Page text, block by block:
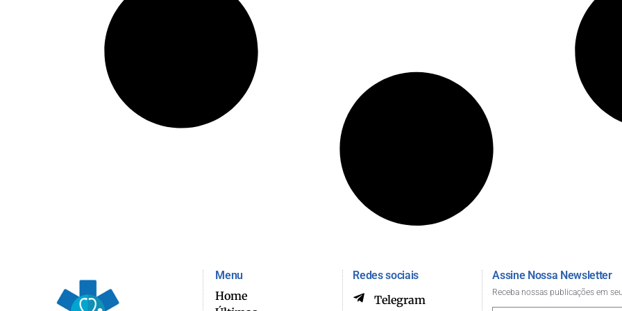
Menu
Home
Redes sociais
Telegram
Assine Nossa Newsletter
Receba nossas publicações em